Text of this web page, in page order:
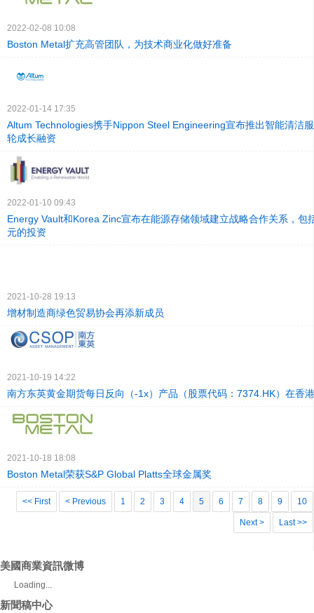
2022-02-08 10:08
Boston Metal扩充高管团队，为技术商业化做好准备
2022-01-14 17:35
Altum Technologies携手Nippon Steel Engineering宣布推出智能清洁
轮成长融资
2022-01-10 09:43
Energy Vault和Korea Zinc宣布在能源存储领域建立战略合作关系，包
元的投资
2021-10-28 19:13
增材制造商绿色贸易协会再添新成员
2021-10-19 14:22
南方东英黄金期货每日反向（-1x）产品（股票代码：7374.HK）在香
2021-10-18 18:08
Boston Metal荣获S&P Global Platts全球金属奖
<< First < Previous 1 2 3 4 5 6 7 8 9 10
Next > Last >>
美國商業資訊微博
Loading...
新聞稿中心